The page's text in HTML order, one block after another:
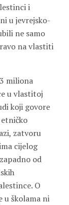
i
u jevrejsko-
ne samo
na vlastiti
miliona
u vlastitoj
koji govore
zatvoru
cijelog
od
O
u školama ni